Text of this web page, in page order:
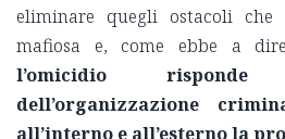
eliminare quegli ostacoli che
mafiosa e, come ebbe a
l’omicidio
dell’organizzazione
all’interno e all’esterno la